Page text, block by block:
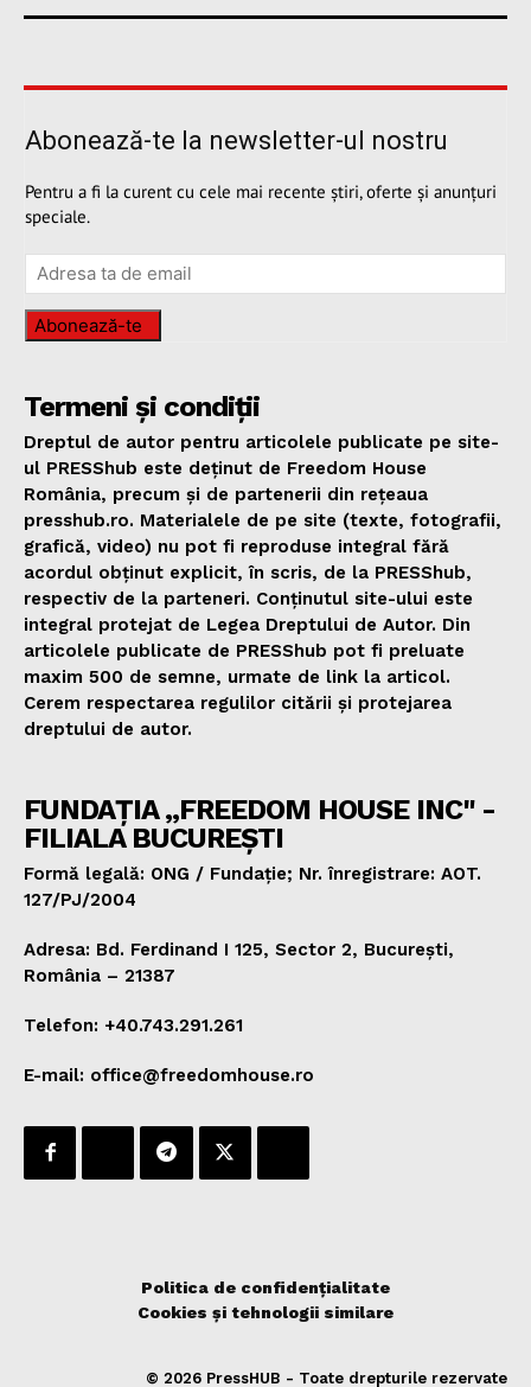
Abonează-te la newsletter-ul nostru
Pentru a fi la curent cu cele mai recente știri, oferte și anunțuri
speciale.
Abonează-te
Termeni și condiții
Dreptul de autor pentru articolele publicate pe site-
ul PRESShub este deținut de Freedom House
România, precum și de partenerii din rețeaua
presshub.ro. Materialele de pe site (texte, fotografii,
grafică, video) nu pot fi reproduse integral fără
acordul obținut explicit, în scris, de la PRESShub,
respectiv de la parteneri. Conținutul site-ului este
integral protejat de Legea Dreptului de Autor. Din
articolele publicate de PRESShub pot fi preluate
maxim 500 de semne, urmate de link la articol.
Cerem respectarea regulilor citării și protejarea
dreptului de autor.
FUNDAȚIA „FREEDOM HOUSE INC" -
FILIALA BUCUREȘTI
Formă legală: ONG / Fundație; Nr. înregistrare: AOT.
127/PJ/2004
Adresa: Bd. Ferdinand I 125, Sector 2, București,
România – 21387
Telefon: +40.743.291.261
E-mail: office@freedomhouse.ro
Politica de confidențialitate
Cookies și tehnologii similare
© 2026 PressHUB - Toate drepturile rezervate